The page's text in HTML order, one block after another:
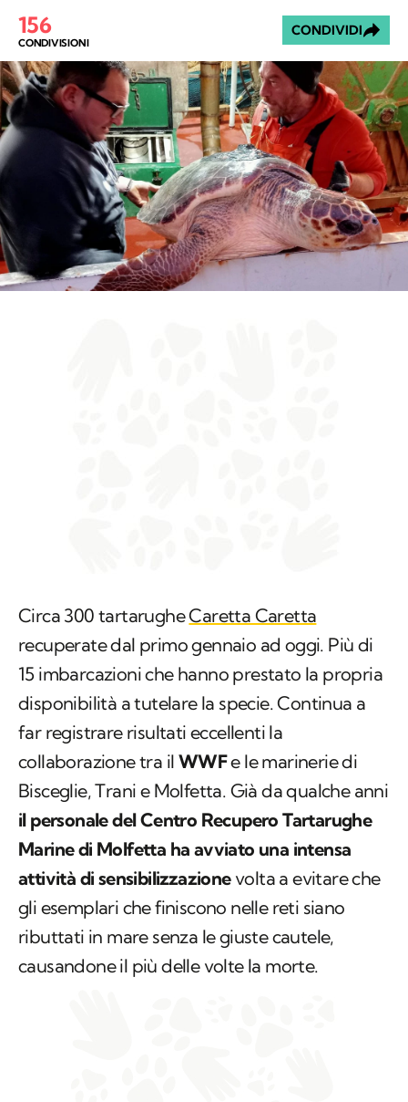
156
CONDIVISIONI
CONDIVIDI
Circa 300 tartarugheCaretta Caretta
recuperate dal primo gennaio ad oggi. Più di
15 imbarcazioni che hanno prestato la propria
disponibilità a tutelare la specie. Continua a
far registrare risultati eccellenti la
collaborazione tra il WWFe le marinerie di
Bisceglie, Trani e Molfetta. Già da qualche anni
il personale del Centro Recupero Tartarughe
Marine di Molfetta ha avviato una intensa
attività di sensibilizzazionevolta a evitare che
gli esemplari che finiscono nelle reti siano
ributtati in mare senza le giuste cautele,
causandone il più delle volte la morte.